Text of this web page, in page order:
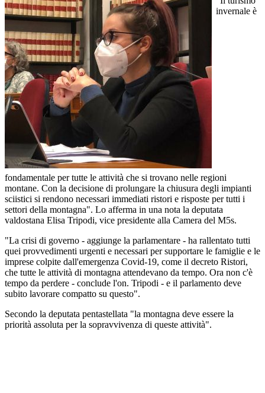
invernale è
fondamentale per tutte le attività che si trovano nelle regioni
montane. Con la decisione di prolungare la chiusura degli impianti
sciistici si rendono necessari immediati ristori e risposte per tutti i
settori della montagna". Lo afferma in una nota la deputata
valdostana Elisa Tripodi, vice presidente alla Camera del M5s.
"La crisi di governo - aggiunge la parlamentare - ha rallentato tutti
quei provvedimenti urgenti e necessari per supportare le famiglie e le
imprese colpite dall'emergenza Covid-19, come il decreto Ristori,
che tutte le attività di montagna attendevano da tempo. Ora non c'è
tempo da perdere - conclude l'on. Tripodi - e il parlamento deve
subito lavorare compatto su questo".
Secondo la deputata pentastellata "la montagna deve essere la
priorità assoluta per la sopravvivenza di queste attività".